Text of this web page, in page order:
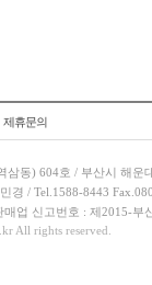
제휴문의
삼동) 604호 / 부산시 해운
경 / Tel.1588-8443
업 신고번호 : 제2015-부
All rights reserved.